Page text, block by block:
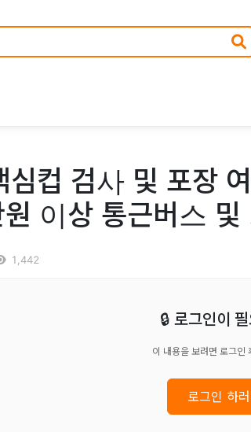
심컵 검사 및 포장
이상 통근버스 및
1,442
🔒 로그인이
이 내용을 보려면 로그인
로그인 하러